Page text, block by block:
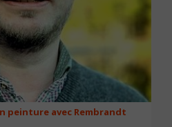
peinture avec Rembrandt